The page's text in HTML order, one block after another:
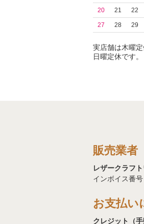
20 21 22
27 28 29
実店舗は木曜
日曜定休です。
販売業者
レザークラフ
インボイス番
お支払い
クレジット（手